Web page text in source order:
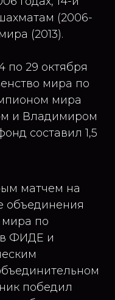
(2006-
(2013).
по 29 октября
мира по
мира
и Владимиром
составил 1,5
матчем на
объединения
по
ФИДЕ и
победил